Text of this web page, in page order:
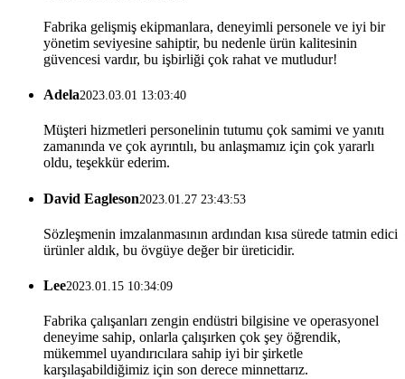
Fabrika gelişmiş ekipmanlara, deneyimli personele ve iyi bir
yönetim seviyesine sahiptir, bu nedenle ürün kalitesinin
güvencesi vardır, bu işbirliği çok rahat ve mutludur!
Adela2023.03.01 13:03:40
Müşteri hizmetleri personelinin tutumu çok samimi ve yanıtı
zamanında ve çok ayrıntılı, bu anlaşmamız için çok yararlı
oldu, teşekkür ederim.
David Eagleson2023.01.27 23:43:53
Sözleşmenin imzalanmasının ardından kısa sürede tatmin edici
ürünler aldık, bu övgüye değer bir üreticidir.
Lee2023.01.15 10:34:09
Fabrika çalışanları zengin endüstri bilgisine ve operasyonel
deneyime sahip, onlarla çalışırken çok şey öğrendik,
mükemmel uyandırıcılara sahip iyi bir şirketle
karşılaşabildiğimiz için son derece minnettarız.